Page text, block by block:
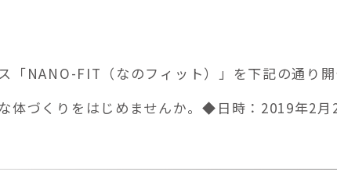
「NANO-FIT（なのフィット）」を下記の通り
体づくりをはじめませんか。◆日時：2019年2月